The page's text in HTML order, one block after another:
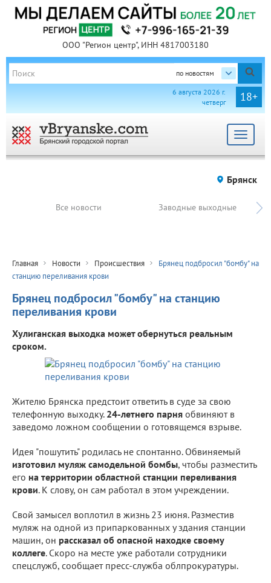
ООО "Регион центр", ИНН 4817003180
по новостям
18+
6 августа 2026 г.
четверг
Toggle
Брянск
Все новости Заводные выходные
Главная Новости Происшествия
Брянец подбросил "бомбу" на
станцию переливания крови
Брянец подбросил "бомбу" на станцию
переливания крови
Хулиганская выходка может обернуться реальным
сроком.
Жителю Брянска предстоит ответить в суде за свою
телефонную выходку. 24-летнего парня обвиняют в
заведомо ложном сообщении о готовящемся взрыве.
Идея "пошутить" родилась не спонтанно. Обвиняемый
изготовил муляж самодельной бомбы, чтобы разместить
его на территории областной станции переливания
крови. К слову, он сам работал в этом учреждении.
Свой замысел воплотил в жизнь 23 июня. Разместив
муляж на одной из припаркованных у здания станции
машин, он рассказал об опасной находке своему
коллеге. Скоро на месте уже работали сотрудники
спецслужб, сообщает пресс-служба облпрокуратуры.